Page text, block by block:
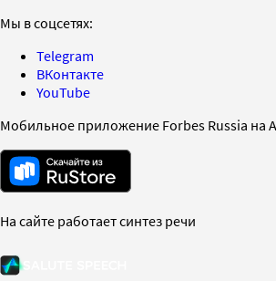
Мы в соцсетях:
Telegram
ВКонтакте
YouTube
Мобильное приложение Forbes Russia на
На сайте работает синтез речи